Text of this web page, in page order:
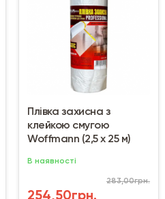
Плівка захисна з
клейкою смугою
Woffmann (2,5 х 25 м)
В наявності
283,00грн.